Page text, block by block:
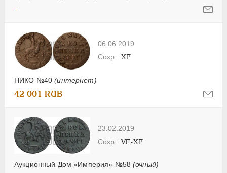
-
06.06.2019
НИКО №40(интернет)
XF
42 001 RUB
23.02.2019
Аукционный Дом «Империя» №58(очный)
VF-XF